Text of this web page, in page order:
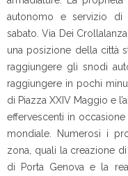
autonomo e servizio di
sabato. Via Dei
una posizione della città
raggiungere gli snodi
raggiungere in pochi
di Piazza XXIV Maggio e
effervescenti in
mondiale. Numerosi i
zona, quali la creazione
di Porta Genova e la